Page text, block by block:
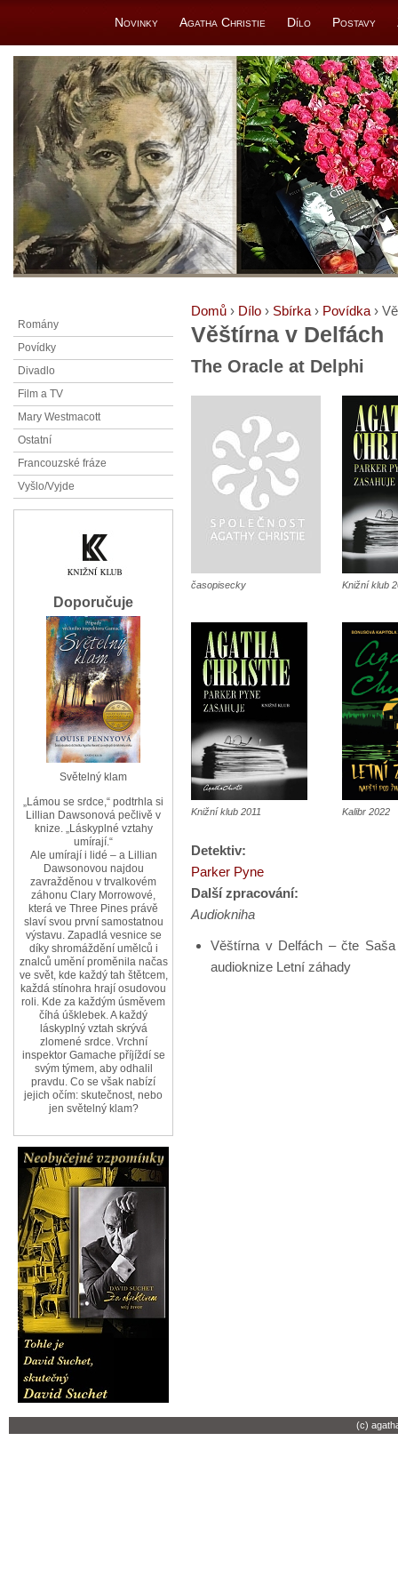
Novinky Agatha Christie Dílo Postavy
Domů › Dílo › Sbírka › Povídka ›
Věštírna v Delfách
The Oracle at Delphi
časopisecky Knižní klub
Knižní klub 2011 Kalibr 2022
Detektiv:
Parker Pyne
Další zpracování:
Audiokniha
Věštírna v Delfách – čte
audioknize Letní záhady
Romány
Povídky
Divadlo
Film a TV
Mary Westmacott
Ostatní
Francouzské fráze
Vyšlo/Vyjde
Doporučuje
Světelný klam
„Lámou se srdce,“ podtrhla si
Lillian Dawsonová pečlivě v
knize. „Láskyplné vztahy
umírají.“
Ale umírají i lidé – a Lillian
Dawsonovou najdou
zavražděnou v trvalkovém
záhonu Clary Morrowové,
která ve Three Pines právě
slaví svou první samostatnou
výstavu. Zapadlá vesnice se
díky shromáždění umělců i
znalců umění proměnila načas
ve svět, kde každý tah štětcem,
každá stínohra hrají osudovou
roli. Kde za každým úsměvem
číhá úšklebek. A každý
láskyplný vztah skrývá
zlomené srdce. Vrchní
inspektor Gamache příjíždí se
svým týmem, aby odhalil
pravdu. Co se však nabízí
jejich očím: skutečnost, nebo
jen světelný klam?
(c)